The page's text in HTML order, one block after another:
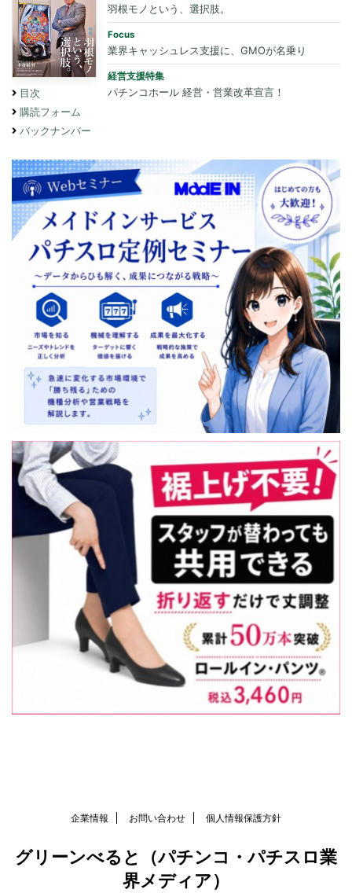
目次
購読フォーム
バックナンバー
羽根モノという、選択肢。
Focus
業界キャッシュレス支援に、GMOが名乗り
経営支援特集
パチンコホール 経営・営業改革宣言！
企業情報 お問い合わせ 個人情報保護方針
グリーンべると（パチンコ・パチスロ業
界メディア）